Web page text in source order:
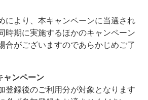
により、本キャンペーンに当選され
時期に実施するほかのキャンペーン
合がございますのであらかじめご了
ャンペーン
登録後のご利用分が対象となります